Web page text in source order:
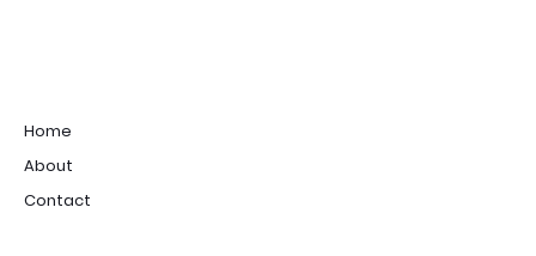
Home
About
Contact